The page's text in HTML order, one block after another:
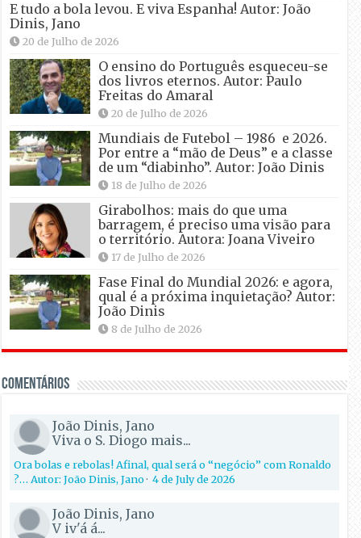
E tudo a bola levou. E viva Espanha! Autor: João
Dinis, Jano
20 de Julho de 2026
O ensino do Português esqueceu-se
dos livros eternos. Autor: Paulo
Freitas do Amaral
20 de Julho de 2026
Mundiais de Futebol – 1986 e 2026.
Por entre a “mão de Deus” e a classe
de um “diabinho”. Autor: João Dinis
18 de Julho de 2026
Girabolhos: mais do que uma
barragem, é preciso uma visão para
o território. Autora: Joana Viveiro
17 de Julho de 2026
Fase Final do Mundial 2026: e agora,
qual é a próxima inquietação? Autor:
João Dinis
8 de Julho de 2026
Comentários
João Dinis, Jano
Viva o S. Diogo mais...
Ora bolas e rebolas! Afinal, qual será o “negócio” com Ronaldo
?… Autor: João Dinis, Jano·4 de July de 2026
João Dinis, Jano
V iv'á á...